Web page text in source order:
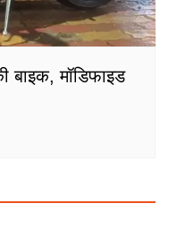
मॉडिफाइड